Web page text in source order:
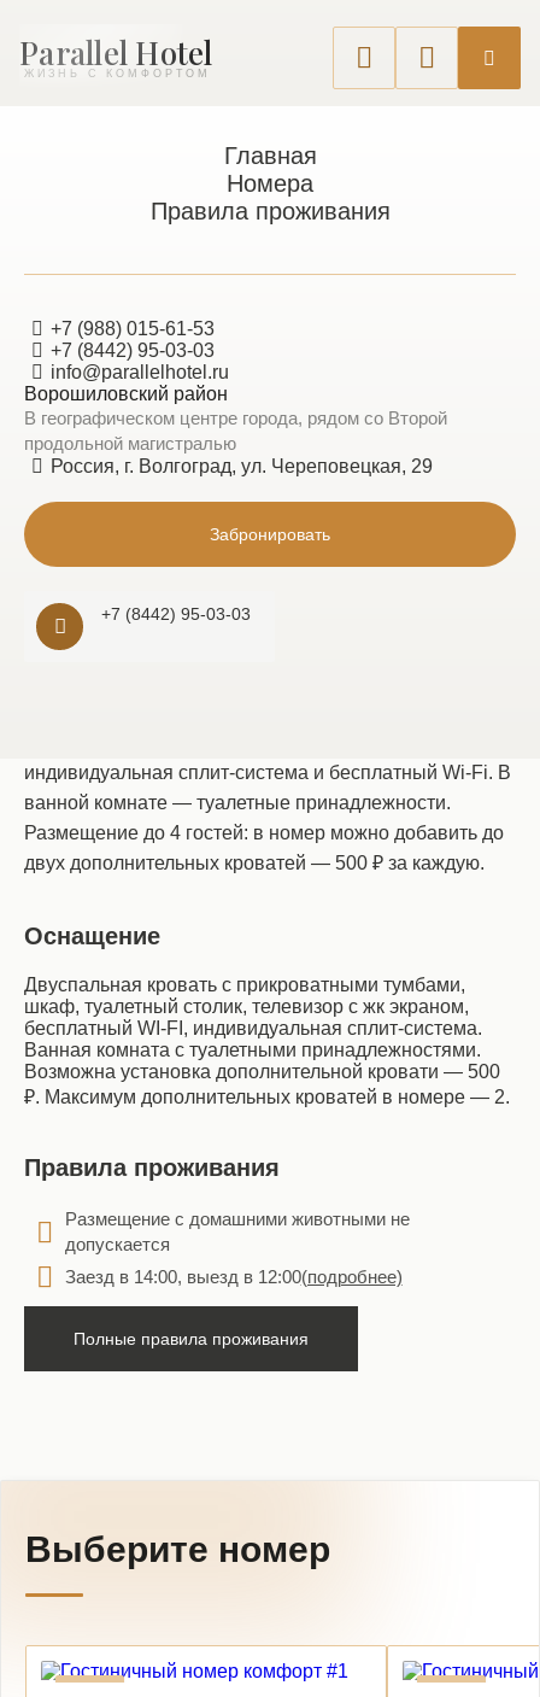
Parallel Hotel
ЖИЗНЬ С КОМФОРТОМ
Главная
Номера
Правила проживания
+7 (988) 015-61-53
+7 (8442) 95-03-03
info@parallelhotel.ru
Ворошиловский район
В географическом центре города, рядом со Второй
продольной магистралью
Россия, г. Волгоград, ул. Череповецкая, 29
Забронировать
+7 (8442) 95-03-03
Гостиничный номер
комфорт #4
4 гостей Заезд 14:00 · Выезд 12:00
ОписаниеОснащениеПравила
Номер категории «Комфорт» в гостинице «Parallel» в
индивидуальная сплит-система и бесплатный Wi-Fi. В
ванной комнате — туалетные принадлежности.
Размещение до 4 гостей: в номер можно добавить до
двух дополнительных кроватей — 500 ₽ за каждую.
Оснащение
Двуспальная кровать с прикроватными тумбами,
шкаф, туалетный столик, телевизор с жк экраном,
бесплатный WI-FI, индивидуальная сплит-система.
Ванная комната с туалетными принадлежностями.
Возможна установка дополнительной кровати — 500
₽. Максимум дополнительных кроватей в номере — 2.
Правила проживания
Размещение с домашними животными не
допускается
Заезд в 14:00, выезд в 12:00(подробнее)
Полные правила проживания
Выберите номер